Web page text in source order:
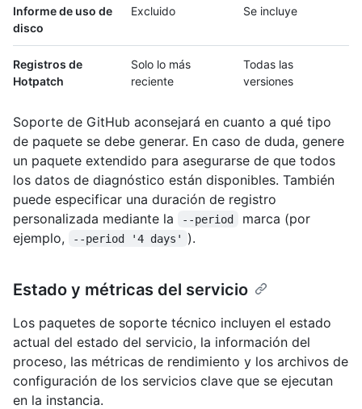
Informe de uso de
disco
Excluido Se incluye
Registros de
Hotpatch
Solo lo más
reciente
Todas las
versiones
Soporte de GitHub aconsejará en cuanto a qué tipo
de paquete se debe generar. En caso de duda, genere
un paquete extendido para asegurarse de que todos
los datos de diagnóstico están disponibles. También
puede especificar una duración de registro
personalizada mediante la
--period
marca (por
ejemplo,
--period '4 days' ).
Estado y métricas del servicio
Los paquetes de soporte técnico incluyen el estado
actual del estado del servicio, la información del
proceso, las métricas de rendimiento y los archivos de
configuración de los servicios clave que se ejecutan
en la instancia.